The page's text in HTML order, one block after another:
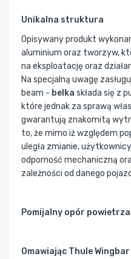
Unikalna struktura
Opisywany produkt
aluminium oraz tworzyw,
na eksploatację oraz
Na specjalną uwagę
beam - belka składa się z
które jednak za sprawą
gwarantują znakomitą
to, że mimo iż względem
uległa zmianie,
odporność mechaniczną
zależności od danego
Pomijalny opór
Omawiając Thule